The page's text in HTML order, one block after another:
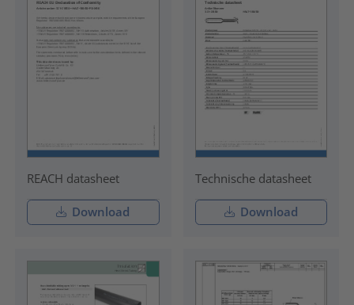
REACH datasheet
Download
Technische datasheet
Download